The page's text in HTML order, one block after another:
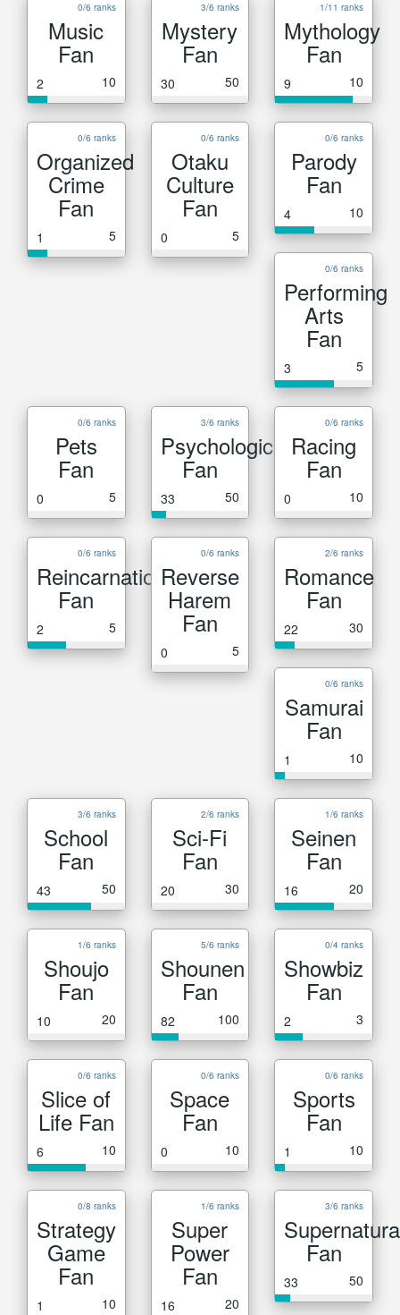
0/6 ranks
Music
Fan
2 10
3/6 ranks
Mystery
Fan
30 50
1/11 ranks
Mythology
Fan
9 10
0/6 ranks
Organized
Crime
Fan
1 5
0/6 ranks
Otaku
Culture
Fan
0 5
0/6 ranks
Parody
Fan
4 10
0/6 ranks
Performing
Arts
Fan
3 5
0/6 ranks
Pets
Fan
0 5
3/6 ranks
Psychological
Fan
33 50
0/6 ranks
Racing
Fan
0 10
0/6 ranks
Reincarnation
Fan
2 5
0/6 ranks
Reverse
Harem
Fan
0 5
2/6 ranks
Romance
Fan
22 30
0/6 ranks
Samurai
Fan
1 10
3/6 ranks
School
Fan
43 50
2/6 ranks
Sci-Fi
Fan
20 30
1/6 ranks
Seinen
Fan
16 20
1/6 ranks
Shoujo
Fan
10 20
5/6 ranks
Shounen
Fan
82 100
0/4 ranks
Showbiz
Fan
2 3
0/6 ranks
Slice of
Life Fan
6 10
0/6 ranks
Space
Fan
0 10
0/6 ranks
Sports
Fan
1 10
0/8 ranks
Strategy
Game
Fan
1 10
1/6 ranks
Super
Power
Fan
16 20
3/6 ranks
Fan
33 50